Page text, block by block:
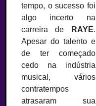
tempo, o sucesso foi
algo incerto na
carreira de
RAYE.
Apesar do talento e
de ter começado
cedo na indústria
musical, vários
contratempos
atrasaram sua